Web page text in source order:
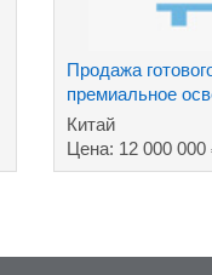
Продажа
премиальное
Китай
Цена: 12 000 000